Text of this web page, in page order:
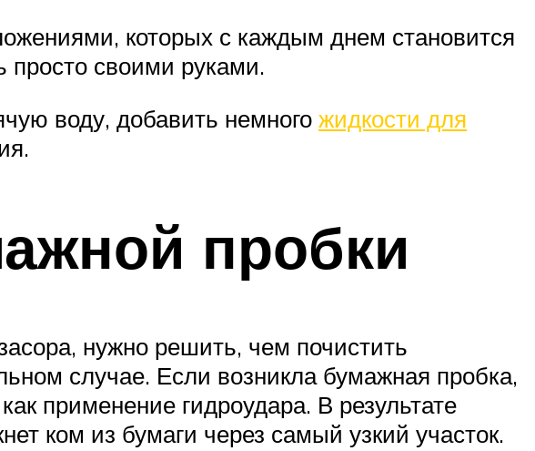
которых с каждым днем становится
своими руками.
воду, добавить немного жидкости для
пробки
нужно решить, чем почистить
случае. Если возникла бумажная пробка,
применение гидроудара. В результате
ком из бумаги через самый узкий участок.